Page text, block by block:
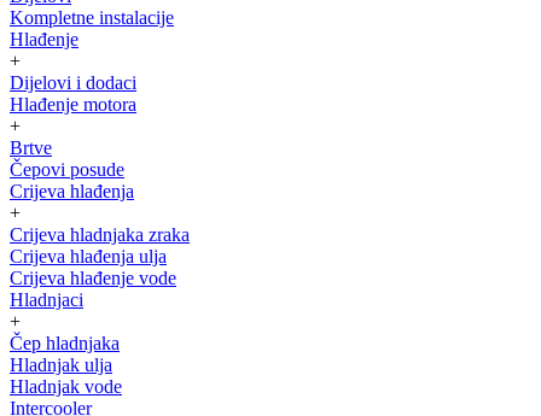
Kompletne instalacije
Hlađenje
+
Dijelovi i dodaci
Hlađenje motora
+
Brtve
Čepovi posude
Crijeva hlađenja
+
Crijeva hladnjaka zraka
Crijeva hlađenja ulja
Crijeva hlađenje vode
Hladnjaci
+
Čep hladnjaka
Hladnjak ulja
Hladnjak vode
Intercooler